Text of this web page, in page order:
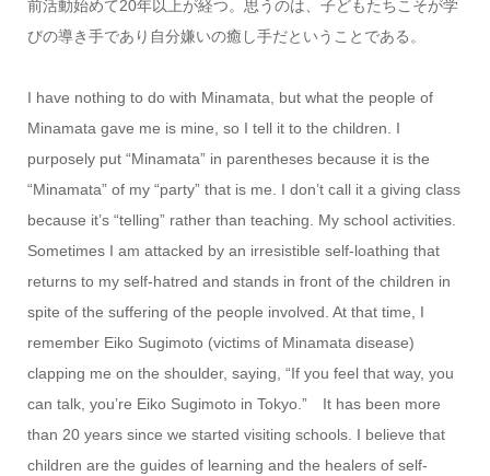
前活動始めて20年以上が経つ。思うのは、子どもたちこそが学
びの導き手であり自分嫌いの癒し手だということである。
I have nothing to do with Minamata, but what the people of
Minamata gave me is mine, so I tell it to the children. I
purposely put “Minamata” in parentheses because it is the
“Minamata” of my “party” that is me. I don’t call it a giving class
because it’s “telling” rather than teaching. My school activities.
Sometimes I am attacked by an irresistible self-loathing that
returns to my self-hatred and stands in front of the children in
spite of the suffering of the people involved. At that time, I
remember Eiko Sugimoto (victims of Minamata disease)
clapping me on the shoulder, saying, “If you feel that way, you
can talk, you’re Eiko Sugimoto in Tokyo.” It has been more
than 20 years since we started visiting schools. I believe that
children are the guides of learning and the healers of self-